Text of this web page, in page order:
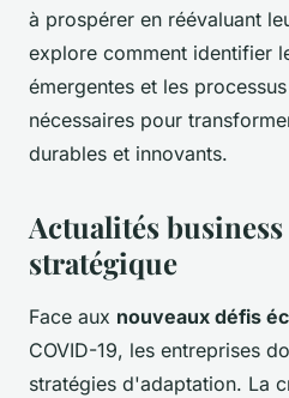
à prospérer en réévaluant
explore comment identifier
émergentes et les
nécessaires pour
durables et innovants.
Actualités
stratégique
Face aux nouveaux défis
COVID-19, les entreprises
stratégies d'adaptation. La